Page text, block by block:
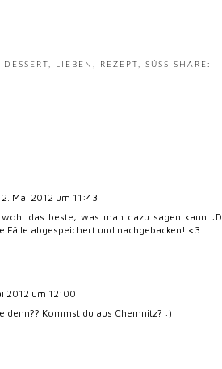
DESSERT LIEBEN REZEPT SÜSS SHARE:
2. Mai 2012 um 11:43
das beste, was man dazu sagen kann :D
Fälle abgespeichert und nachgebacken! <3
2012 um 12:00
denn?? Kommst du aus Chemnitz? :)